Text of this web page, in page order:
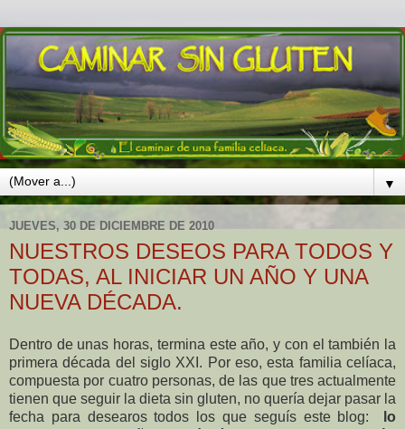
▼
JUEVES, 30 DE DICIEMBRE DE 2010
NUESTROS DESEOS PARA TODOS Y
TODAS, AL INICIAR UN AÑO Y UNA
NUEVA DÉCADA.
Dentro de unas horas, termina este año, y con el también la
primera década del siglo XXI. Por eso, esta familia celíaca,
compuesta por cuatro personas, de las que tres actualmente
tienen que seguir la dieta sin gluten, no quería dejar pasar la
fecha para desearos todos los que seguís este blog:
lo